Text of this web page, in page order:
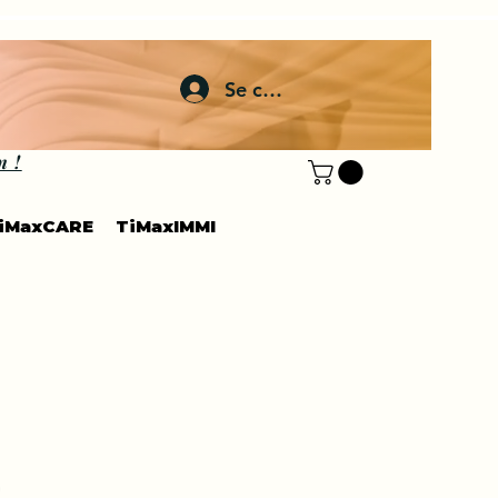
Se connecter
!
TiMaxIMMI